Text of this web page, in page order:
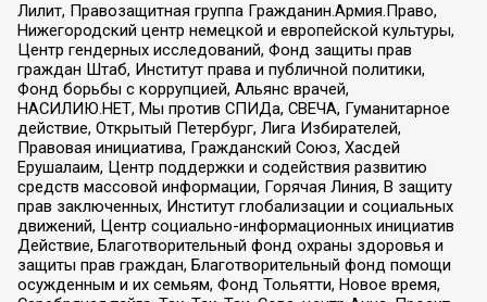
Лилит, Правозащитная группа Гражданин.Армия.Право,
Нижегородский центр немецкой и европейской культуры,
Центр гендерных исследований, Фонд защиты прав
граждан Штаб, Институт права и публичной политики,
Фонд борьбы с коррупцией, Альянс врачей,
НАСИЛИЮ.НЕТ, Мы против СПИДа, СВЕЧА, Гуманитарное
действие, Открытый Петербург, Лига Избирателей,
Правовая инициатива, Гражданский Союз, Хасдей
Ерушалаим, Центр поддержки и содействия развитию
средств массовой информации, Горячая Линия, В защиту
прав заключенных, Институт глобализации и социальных
движений, Центр социально-информационных инициатив
Действие, Благотворительный фонд охраны здоровья и
защиты прав граждан, Благотворительный фонд помощи
осужденным и их семьям, Фонд Тольятти, Новое время,